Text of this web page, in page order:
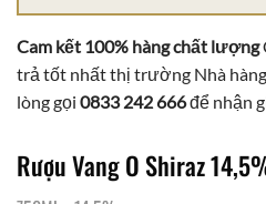
Cam kết 100% hàng chất lượng
trả tốt nhất thị trường Nhà
lòng gọi 0833 242 666để nhận
Rượu Vang O Shiraz